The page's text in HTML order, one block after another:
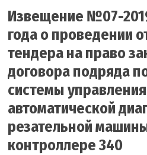
Извещение №07-
года о проведении
тендера на право
договора подряда
системы
автоматической
резательной
контроллере 340